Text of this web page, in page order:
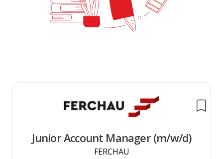
Junior Account Manager (m/w/d)
FERCHAU